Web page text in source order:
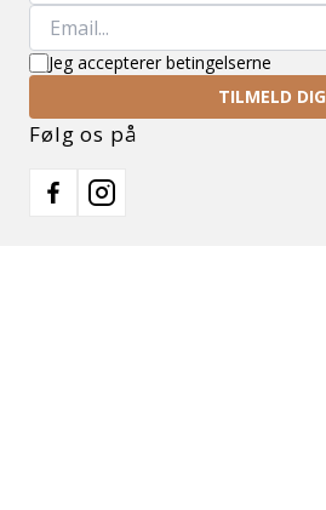
Jeg accepterer betingelserne
TILMELD DIG
Følg os på
FacebookInstagram